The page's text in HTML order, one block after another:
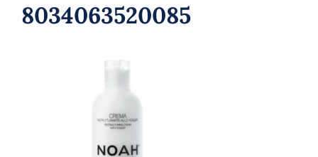
Meik
8034063520085